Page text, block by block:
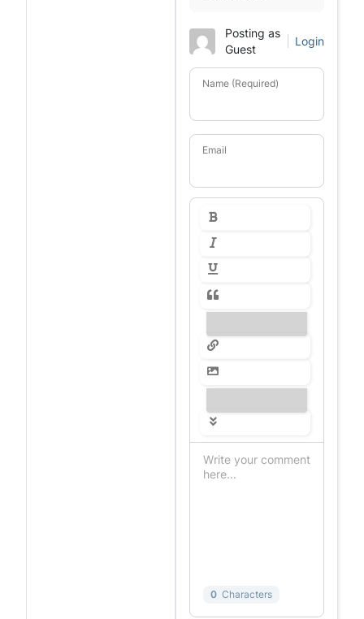
Posting as
Guest
Login
Name (Required)
Email
0 Characters